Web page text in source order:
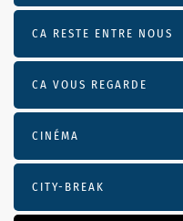
CA RESTE ENTRE NOUS
CA VOUS REGARDE
CINÉMA
CITY-BREAK